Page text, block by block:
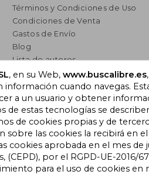
Términos y Condiciones de Uso
Condiciones de Venta
Gastos de Envío
Blog
Lista de autores
Incentivo a la Lectura
Libros Recomendados
Nave 3 (08940), Cornellà de
Buscalibre Colombia
, en su Web, www.buscalibre.es
información cuando navegas.
a un usuario y obtener
de estas tecnologías se
de cookies propias y de
sobre las cookies la recibirá en
cookies aprobada en el mes
por el RGPD-UE-2016/
para el uso de cookies en